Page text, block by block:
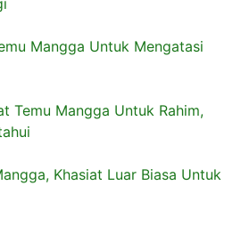
Mangga Untuk Mengatasi
Temu Mangga Untuk Rahim,
Khasiat Luar Biasa Untuk